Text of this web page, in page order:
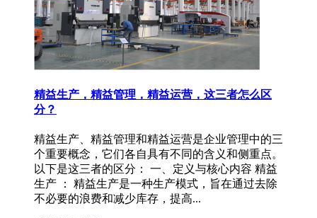
精益生产，精益管理，精益运营，这三者怎么区
分？
精益生产、精益管理和精益运营是企业管理中的三
个重要概念，它们各自具有不同的含义和侧重点。
以下是这三者的区分： 一、定义与核心内容 精益
生产 ： 精益生产是一种生产模式，旨在通过去除
不必要的浪费和减少库存，提高...